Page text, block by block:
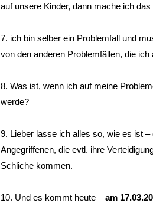
auf unsere Kinder, dann mache ich
7. ich bin selber ein Problemfall und
von den anderen Problemfällen, die
8. Was ist, wenn ich auf meine
werde?
9. Lieber lasse ich alles so, wie es ist
Angegriffenen, die evtl. ihre
Schliche kommen.
10. Und es kommt heute –am